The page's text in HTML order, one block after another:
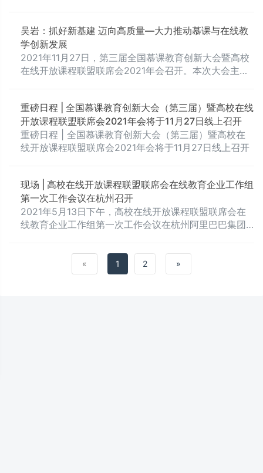
吴岩：抓好新基建 迈向高质量—大力推动慕课与在线教
学创新发展
2021年11月27日，第三届全国慕课教育创新大会暨高校
在线开放课程联盟联席会2021年会召开。本次大会主题
高质量》——大力推动慕课与在线教学创新发展”的主旨
报告。
重磅日程 | 全国慕课教育创新大会（第三届）暨高校在线
开放课程联盟联席会2021年会将于11月27日线上召开
重磅日程 | 全国慕课教育创新大会（第三届）暨高校在
线开放课程联盟联席会2021年会将于11月27日线上召开
现场 | 高校在线开放课程联盟联席会在线教育企业工作组
第一次工作会议在杭州召开
2021年5月13日下午，高校在线开放课程联盟联席会在
线教育企业工作组第一次工作会议在杭州阿里巴巴集团
« 1 2 »